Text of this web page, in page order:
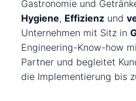
Gastronomie und
Hygiene, Effizienz und
Unternehmen mit Sitz in
Engineering-Know-how
Partner und begleitet
die Implementierung bis